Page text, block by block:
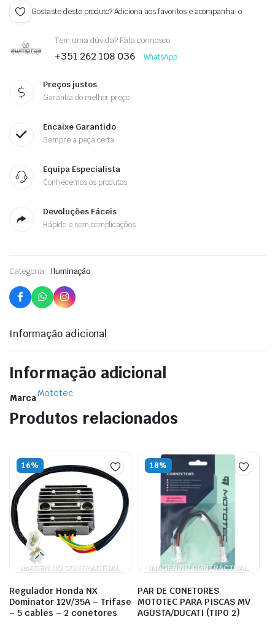
Gostaste deste produto? Adiciona aos favoritos e acompanha-o.
Tem uma dúvida? Fala connosco
+351 262 108 036 WhatsApp
Preços justos
Garantia do melhor preço
Encaixe Garantido
Sempre a peça certa
Equipa Especialista
Conhecemos os produtos
Devoluções Fáceis
Rápido e sem complicações
Categoria: Iluminação
Informação adicional
Informação adicional
MarcaMototec
Produtos relacionados
16%
Regulador Honda NX
Dominator 12V/35A – Trifase
– 5 cables – 2 conetores
18%
PAR DE CONETORES
MOTOTEC PARA PISCAS MV
AGUSTA/DUCATI (TIPO 2)